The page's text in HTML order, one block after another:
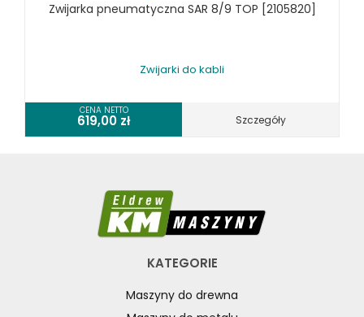
Zwijarka pneumatyczna SAR 8/9 TOP [2105820]
Zwijarki do kabli
CENA NETTO
619,00 zł Szczegóły
KATEGORIE
Maszyny do drewna